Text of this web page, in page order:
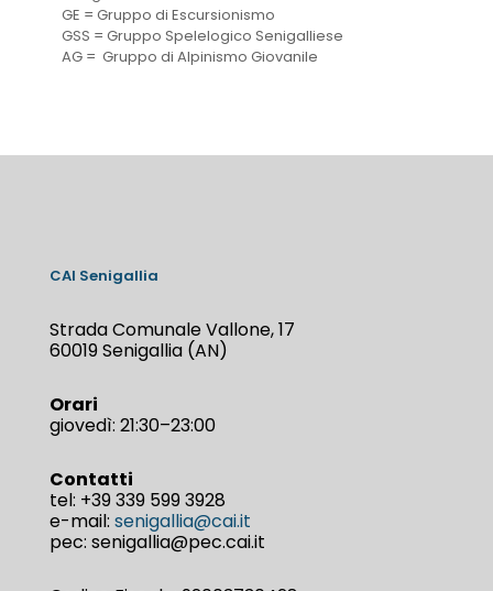
GE = Gruppo di Escursionismo
GSS = Gruppo Spelelogico Senigalliese
AG = Gruppo di Alpinismo Giovanile
CAI Senigallia
Strada Comunale Vallone, 17
60019 Senigallia (AN)
Orari
giovedì: 21:30–23:00
Contatti
tel: +39 339 599 3928
e-mail: senigallia@cai.it
pec: senigallia@pec.cai.it